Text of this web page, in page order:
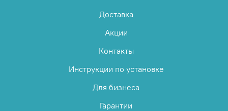
Доставка
Акции
Контакты
Инструкции по установке
Для бизнеса
Гарантии